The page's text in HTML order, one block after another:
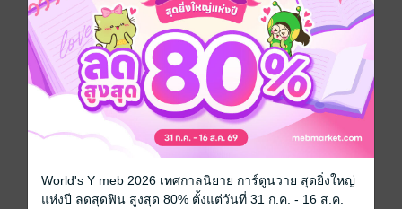
World's Y meb 2026 เทศกาลนิยาย การ์ตูนวาย สุดยิ่งใหญ่
แห่งปี ลดสุดฟิน สูงสุด 80% ตั้งแต่วันที่ 31 ก.ค. - 16 ส.ค.